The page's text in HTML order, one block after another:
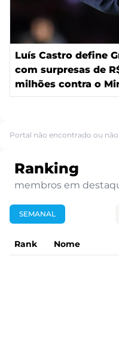
Luís Castro define
com surpresas de
milhões contra o
Portal não encontrado ou
Ranking
membros em
SEMANAL
Rank Nome